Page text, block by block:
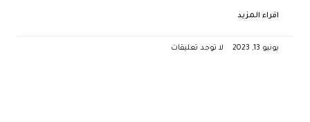
اقراء المزيد
يونيو 13, 2023 لا توجد تعليقات